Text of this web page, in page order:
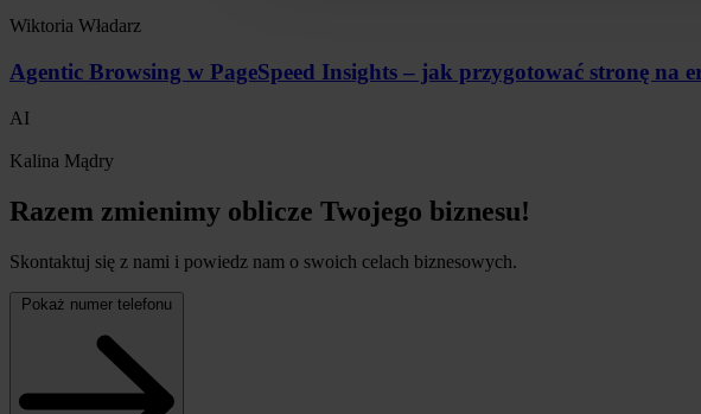
Wiktoria Władarz
Agentic Browsing w PageSpeed Insights – jak przygotować stronę na
AI
Kalina Mądry
Razem zmienimy oblicze Twojego biznesu!
Skontaktuj się z nami i powiedz nam o swoich celach biznesowych.
Pokaż numer telefonu